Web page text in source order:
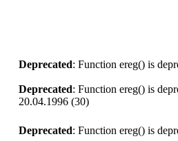
Deprecated: Function ereg() is
Deprecated: Function ereg() is
20.04.1996 (30)
Deprecated: Function ereg() is